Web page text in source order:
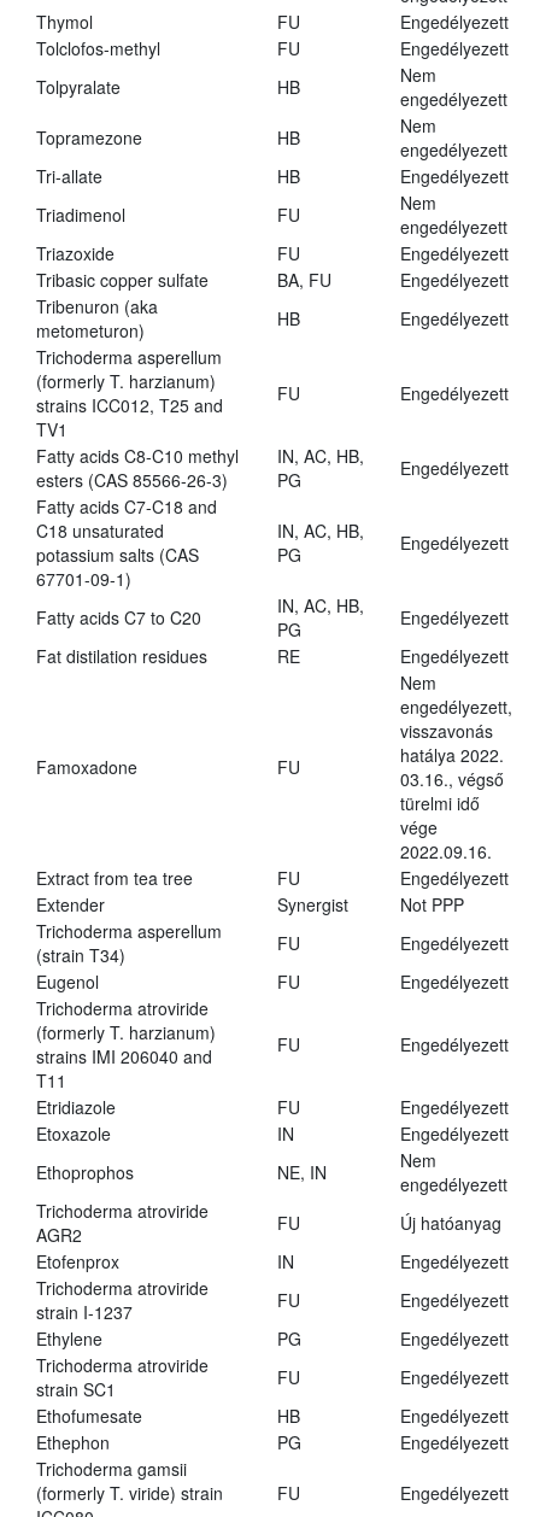
Thymol
FU
Engedélyezett
Tolclofos-methyl
FU
Engedélyezett
Tolpyralate
HB
Nem
engedélyezett
Topramezone
HB
Nem
engedélyezett
Tri-allate
HB
Engedélyezett
Triadimenol
FU
Nem
engedélyezett
Triazoxide
FU
Engedélyezett
Tribasic copper sulfate
BA, FU
Engedélyezett
Tribenuron (aka
metometuron)
HB
Engedélyezett
Trichoderma asperellum
(formerly T. harzianum)
strains ICC012, T25 and
TV1
FU Engedélyezett
Fatty acids C8-C10 methyl
esters (CAS 85566-26-3)
IN, AC, HB,
PG
Engedélyezett
Fatty acids C7-C18 and
C18 unsaturated
potassium salts (CAS
67701-09-1)
IN, AC, HB,
PG
Engedélyezett
Fatty acids C7 to C20
IN, AC, HB,
PG
Engedélyezett
Fat distilation residues
RE Engedélyezett
Famoxadone FU
Nem
engedélyezett,
visszavonás
hatálya 2022.
03.16., végső
türelmi idő
vége
2022.09.16.
Extract from tea tree
FU
Engedélyezett
Extender
Synergist
Not PPP
Trichoderma asperellum
(strain T34)
FU
Engedélyezett
Eugenol
FU
Engedélyezett
Trichoderma atroviride
(formerly T. harzianum)
strains IMI 206040 and
T11
FU Engedélyezett
Etridiazole FU
Engedélyezett
Etoxazole
IN
Engedélyezett
Ethoprophos
NE, IN
Nem
engedélyezett
Trichoderma atroviride
AGR2
FU
Új hatóanyag
Etofenprox
IN
Engedélyezett
Trichoderma atroviride
strain I-1237
FU
Engedélyezett
Ethylene
PG
Engedélyezett
Trichoderma atroviride
strain SC1
FU
Engedélyezett
Ethofumesate
HB
Engedélyezett
Ethephon
PG
Engedélyezett
Trichoderma gamsii
(formerly T. viride) strain
FU Engedélyezett